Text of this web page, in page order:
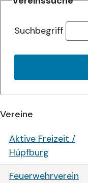
Suchbegriff
Vereine
Aktive Freizeit /
Hüpfburg
Feuerwehrverein